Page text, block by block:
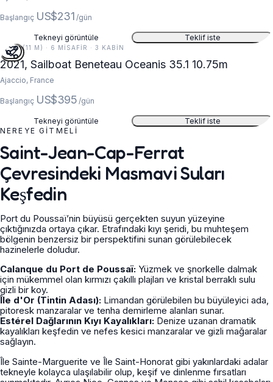
Başlangıç US$231 /gün
Tekneyi görüntüle Teklif iste
35 FT (11 M) · 6 MISAFIR · 3 KABIN
2021, Sailboat Beneteau Oceanis 35.1 10.75m
Ajaccio, France
Başlangıç US$395 /gün
Tekneyi görüntüle
Teklif iste
NEREYE GITMELI
Saint-Jean-Cap-Ferrat
Çevresindeki Masmavi Suları
Keşfedin
Port du Poussaï’nin büyüsü gerçekten suyun yüzeyine
çıktığınızda ortaya çıkar. Etrafındaki kıyı şeridi, bu muhteşem
bölgenin benzersiz bir perspektifini sunan görülebilecek
hazinelerle doludur.
Calanque du Port de Poussaï: Yüzmek ve şnorkelle dalmak
için mükemmel olan kırmızı çakıllı plajları ve kristal berraklı sulu
gizli bir koy.
Île d'Or (Tintin Adası): Limandan görülebilen bu büyüleyici ada,
pitoresk manzaralar ve tenha demirleme alanları sunar.
Estérel Dağlarının Kıyı Kayalıkları: Denize uzanan dramatik
kayalıkları keşfedin ve nefes kesici manzaralar ve gizli mağaralar
sağlayın.
Île Sainte-Marguerite ve Île Saint-Honorat gibi yakınlardaki adalar
tekneyle kolayca ulaşılabilir olup, keşif ve dinlenme fırsatları